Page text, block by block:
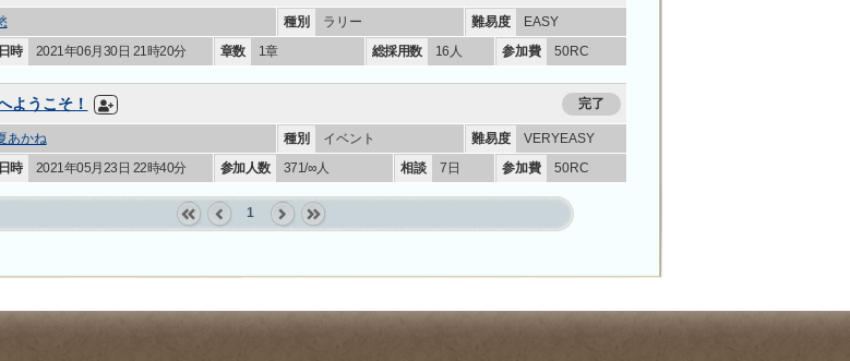
種別 ラリー 難易度
EASY
時
2021年06月30日 21時20分 章数 1章 総採用数 16人 参加費 50RC
ようこそ！ 完了
あかね 種別 イベント 難易度
VERYEASY
時
2021年05月23日 22時40分 参加人数 371/∞人 相談 7日 参加費 50RC
1